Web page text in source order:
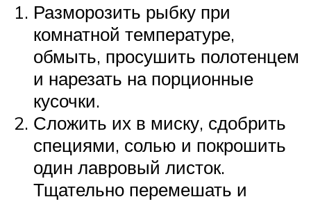
Разморозить рыбку при
комнатной температуре,
обмыть, просушить полотенцем
и нарезать на порционные
кусочки.
Сложить их в миску, сдобрить
специями, солью и покрошить
один лавровый листок.
Тщательно перемешать и